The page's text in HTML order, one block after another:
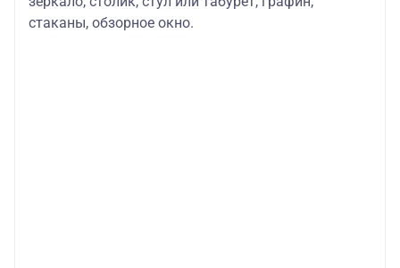
стаканы, обзорное окно.